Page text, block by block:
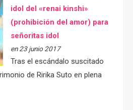
idol del «renai kinshi»
(prohibición del amor) para
señoritas idol
en 23 junio 2017
Tras el escándalo suscitado
de Ririka Suto en plena